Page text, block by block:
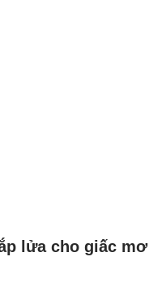
lửa cho giấc mơ